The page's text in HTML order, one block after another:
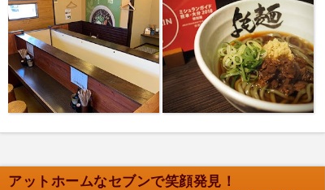
アットホームなセブンで笑顔発見！